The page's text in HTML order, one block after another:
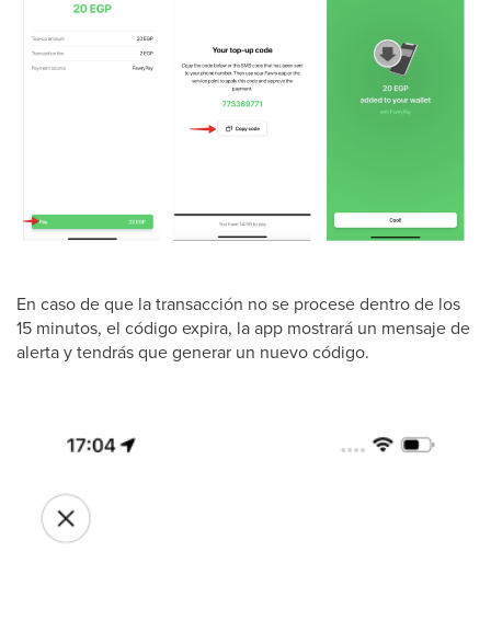
En caso de que la transacción no se procese dentro de los
15 minutos, el código expira, la app mostrará un mensaje de
alerta y tendrás que generar un nuevo código.